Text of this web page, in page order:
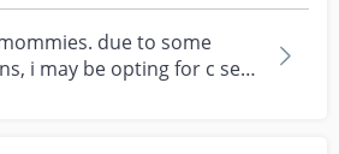
due to some
i may be opting for c sec